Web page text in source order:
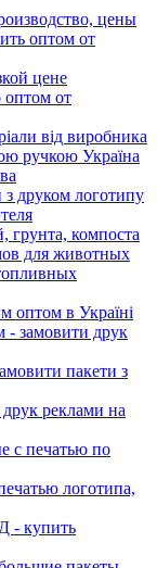
цены
оптом от
цене
оптом от
від виробника
ручкою Україна
з друком логотипу
грунта, компоста
для животных
оптом в Україні
- замовити друк
пакети з
реклами на
с печатью по
логотипа,
- купить